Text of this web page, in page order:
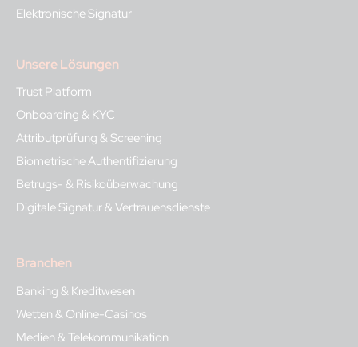
Elektronische Signatur
Unsere Lösungen
Trust Platform
Onboarding & KYC
Attributprüfung & Screening
Biometrische Authentifizierung
Betrugs- & Risikoüberwachung
Digitale Signatur & Vertrauensdienste
Branchen
Banking & Kreditwesen
Wetten & Online-Casinos
Medien & Telekommunikation